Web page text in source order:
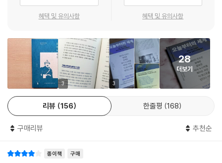
03 무예 수련으로 신체를 단련하다 28
04 검소함을 실천하다 35
2장 | 시대의 변화를 읽다
05 국가 개혁의 이념을 명확히 밝히다 45
06 사적인 감정을 배제하고 탕평의 시대를 열다 52
07 〈자휼전칙〉 제정으로 사회복지를 강화하다 58
08 금난전권을 혁파하여 경제를 개혁하다 63
09 공公과 사私를 철저히 구분하다 71
10 민주주의 제도의 기반을 마련하다 78
11 먼 미래를 내다보고 식목정책을 추진하다 82
혜택 및 유의사항 혜택 및 유의사항
3 3
28
더보기
리뷰 156 한줄평 168
구매리뷰 추천순
종이책 구매